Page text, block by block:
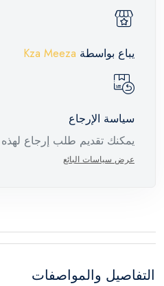
يباع بواسطة Kza Meeza
سياسة الإرجاع
يمكنك تقديم طلب إرجاع لهذه
عبوته الأصلية. لاحظ
وفي عبواتها الأصلية.
عرض سياسات البائع
التفاصيل والمواصفات